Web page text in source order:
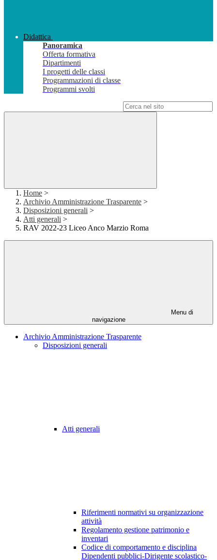
Didattica
Panoramica
Offerta formativa
Dipartimenti
I progetti delle classi
Programmazioni di classe
Programmi svolti
Home >
Archivio Amministrazione Trasparente >
Disposizioni generali >
Atti generali >
RAV 2022-23 Liceo Anco Marzio Roma
Menu di
navigazione
Archivio Amministrazione Trasparente
Disposizioni generali
Atti generali
Riferimenti normativi su organizzazione
attività
Regolamento gestione patrimonio e
inventari
Codice di comportamento e disciplina
Dipendenti pubblici-Dirigente scolastico-